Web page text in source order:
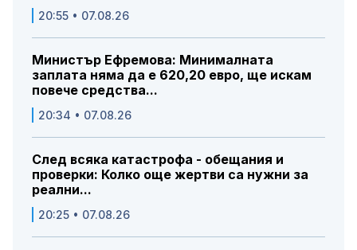
20:55 • 07.08.26
Министър Ефремова: Минималната
заплата няма да е 620,20 евро, ще искам
повече средства...
20:34 • 07.08.26
След всяка катастрофа - обещания и
проверки: Колко още жертви са нужни за
реални...
20:25 • 07.08.26